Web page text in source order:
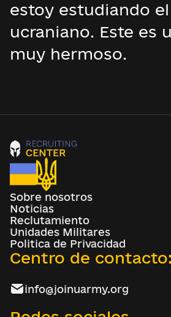
estoy estudiando
ucraniano. Este es
muy hermoso.
Sobre nosotros
Noticias
Reclutamiento
Unidades Militares
Politica de Privacidad
Centro de contacto:
info@joinuarmy.org